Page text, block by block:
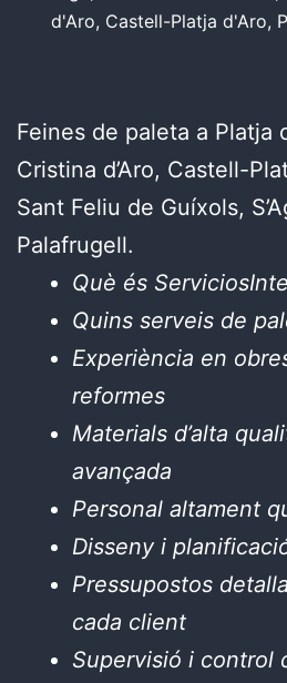
d'Aro, Castell-Platja d'Aro,
Feines de paleta a Platja
Cristina d’Aro, Castell-
Sant Feliu de Guíxols,
Palafrugell.
Què és
Quins serveis de
Experiència en
reformes
Materials d’alta
avançada
Personal altament
Disseny i
Pressupostos
cada client
Supervisió i control